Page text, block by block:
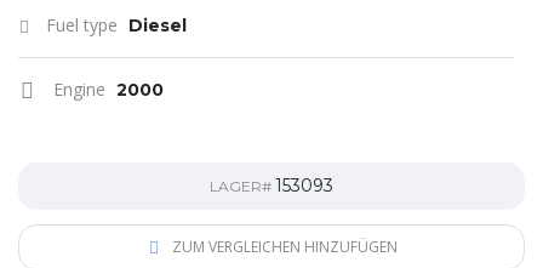
Fuel type Diesel
Engine 2000
LAGER# 153093
ZUM VERGLEICHEN HINZUFÜGEN